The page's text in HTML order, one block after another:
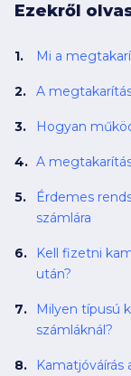
Ezekről
Mi a
A
Hogyan
A
Érdemes
számlára
Kell fizetni
után?
Milyen típusú
számláknál?
Kamatjóváírás